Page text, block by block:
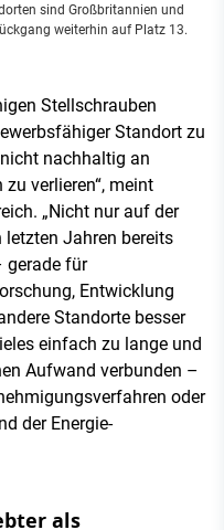
sind Großbritannien und
weiterhin auf Platz 13.
Stellschrauben
Standort zu
nachhaltig an
verlieren“, meint
„Nicht nur auf der
letzten Jahren bereits
gerade für
Entwicklung
Standorte besser
einfach zu lange und
Aufwand verbunden –
oder
der Energie-
als